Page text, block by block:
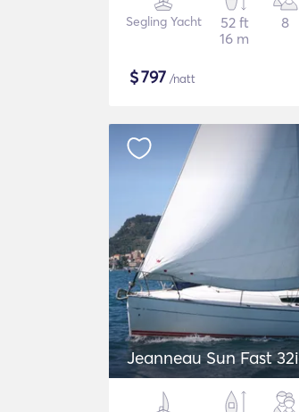
Segling Yacht
52 ft
16 m
8
$797 /natt
Jeanneau Sun Fast 32i